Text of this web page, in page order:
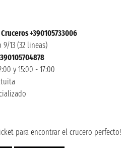
+390105733006
13 (32 lineas)
y 15:00 - 17:00
para encontrar el crucero perfecto!